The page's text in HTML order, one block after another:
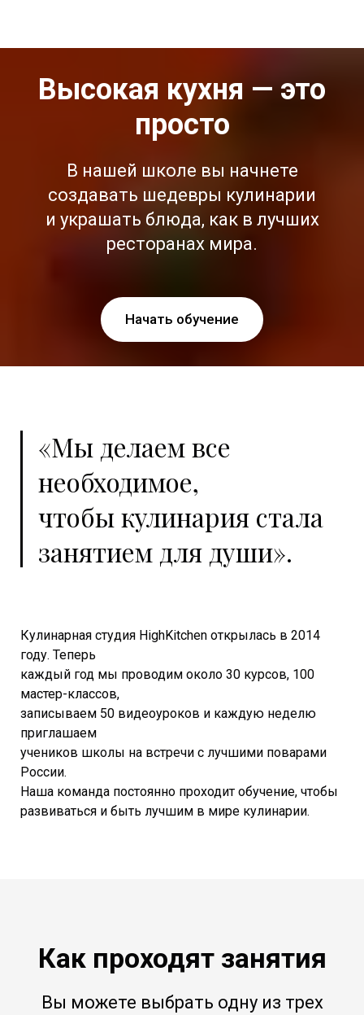
Высокая кухня — это
просто
В нашей школе вы начнете
создавать шедевры кулинарии
и украшать блюда, как в лучших
ресторанах мира.
Начать обучение
«Мы делаем все
необходимое,
чтобы кулинария стала
занятием для души».
Кулинарная студия HighKitchen открылась в 2014
году. Теперь
каждый год мы проводим около 30 курсов, 100
мастер-классов,
записываем 50 видеоуроков и каждую неделю
приглашаем
учеников школы на встречи с лучшими поварами
России.
Наша команда постоянно проходит обучение, чтобы
развиваться и быть лучшим в мире кулинарии.
Как проходят занятия
Вы можете выбрать одну из трех